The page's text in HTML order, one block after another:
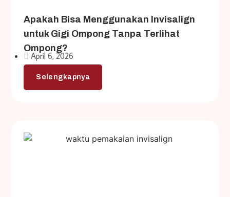
Apakah Bisa Menggunakan Invisalign
untuk Gigi Ompong Tanpa Terlihat
Ompong?
April 6, 2026
Selengkapnya